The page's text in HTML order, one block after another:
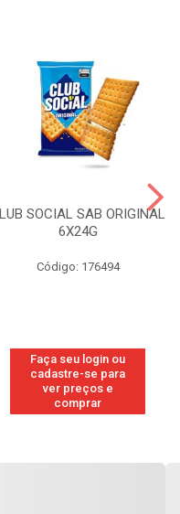
SOCIAL SAB ORIGINAL
6X24G
Código: 176494
Faça seu login ou
cadastre-se para
ver preços e
comprar